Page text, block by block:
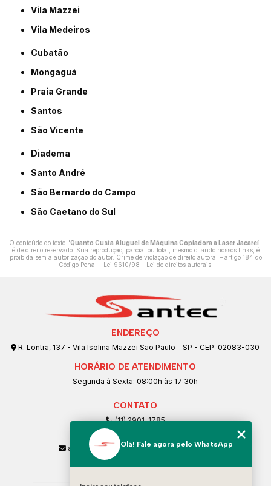
Vila Mazzei
Vila Medeiros
Cubatão
Mongaguá
Praia Grande
Santos
São Vicente
Diadema
Santo André
São Bernardo do Campo
São Caetano do Sul
O conteúdo do texto "Quanto Custa Aluguel de Máquina Copiadora a Laser Jacareí"
é de direito reservado. Sua reprodução, parcial ou total, mesmo citando nossos links, é
proibida sem a autorização do autor. Crime de violação de direito autoral – artigo 184 do
Código Penal – Lei 9610/98 - Lei de direitos autorais.
ENDEREÇO
R. Lontra, 137 - Vila Isolina Mazzei São Paulo - SP - CEP: 02083-030
HORÁRIO DE ATENDIMENTO
Segunda à Sexta: 08:00h às 17:30h
CONTATO
(11) 2901-1785
(11) 99239-1832
atendimento@santeccopiadoras.com.br
Olá! Fale agora pelo WhatsApp